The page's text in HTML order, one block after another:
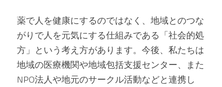
薬で人を健康にするのではなく、地域とのつな
がりで人を元気にする仕組みである「社会的処
方」という考え方があります。今後、私たちは
地域の医療機関や地域包括支援センター、また
NPO法人や地元のサークル活動などと連携し